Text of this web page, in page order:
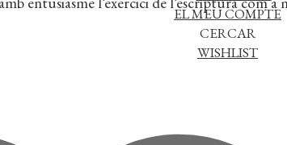
EL MEU COMPTE
CERCAR
WISHLIST